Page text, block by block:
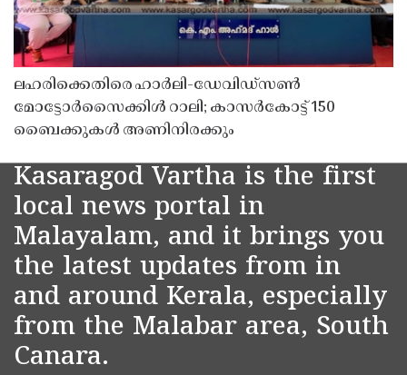
ലഹരിക്കെതിരെ ഹാർലി-ഡേവിഡ്‌സൺ
മോട്ടോർസൈക്കിൾ റാലി; കാസർകോട്ട് 150
ബൈക്കുകൾ അണിനിരക്കും
Kasaragod Vartha is the first
local news portal in
Malayalam, and it brings you
the latest updates from in
and around Kerala, especially
from the Malabar area, South
Canara.